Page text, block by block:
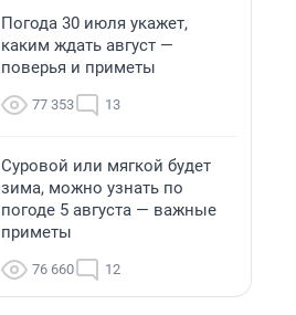
Погода 30 июля укажет,
каким ждать август —
поверья и приметы
77 353 13
Суровой или мягкой будет
зима, можно узнать по
погоде 5 августа — важные
приметы
76 660 12